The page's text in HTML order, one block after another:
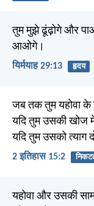
तुम मुझे ढूंढ़ोगे और
आओगे।
यिर्मयाह 29:13 हृदय
जब तक तुम यहोवा के
यदि तुम उसकी खोज
यदि तुम उसको त्याग
2 इतिहास 15:2
यहोवा और उसकी